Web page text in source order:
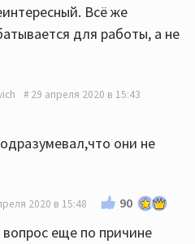
Всё же
для работы, а не
29 апреля 2020 в 15:43
они не
2020 в 15:48 90
еще по причине